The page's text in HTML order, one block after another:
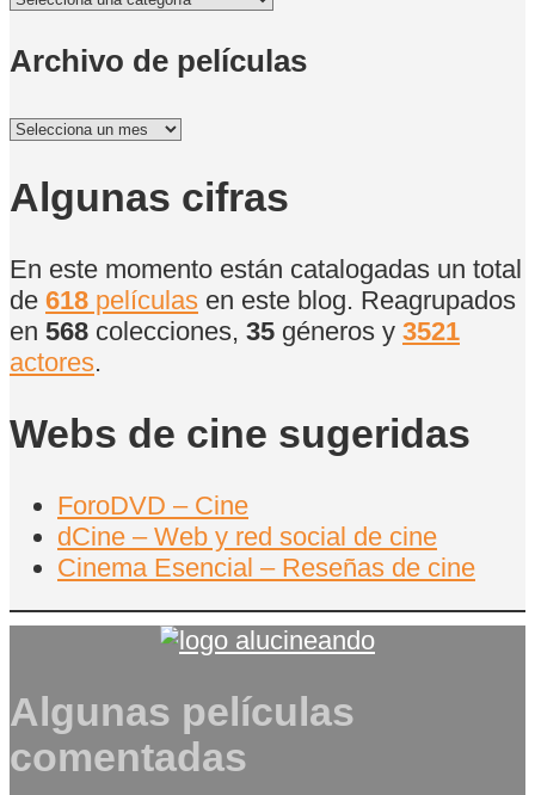
Archivo de películas
Archivo
películas
Algunas cifras
En este momento están catalogadas un total
de 618 películas en este blog. Reagrupados
en 568 colecciones, 35 géneros y 3521
actores.
Webs de cine sugeridas
ForoDVD – Cine
dCine – Web y red social de cine
Cinema Esencial – Reseñas de cine
Algunas películas
comentadas